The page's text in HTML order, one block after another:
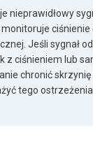
nieprawidłowy
ciśnienie
Jeśli sygnał
z ciśnieniem lub
chronić skrzynię
tego